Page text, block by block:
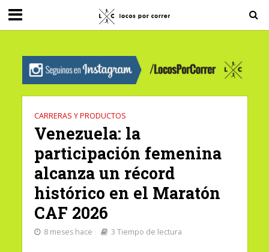
G-0X2PD3RFLV
CARRERAS Y PRODUCTOS
Venezuela: la
participación femenina
alcanza un récord
histórico en el Maratón
CAF 2026
8 meses hace 3 Tiempo de lectura